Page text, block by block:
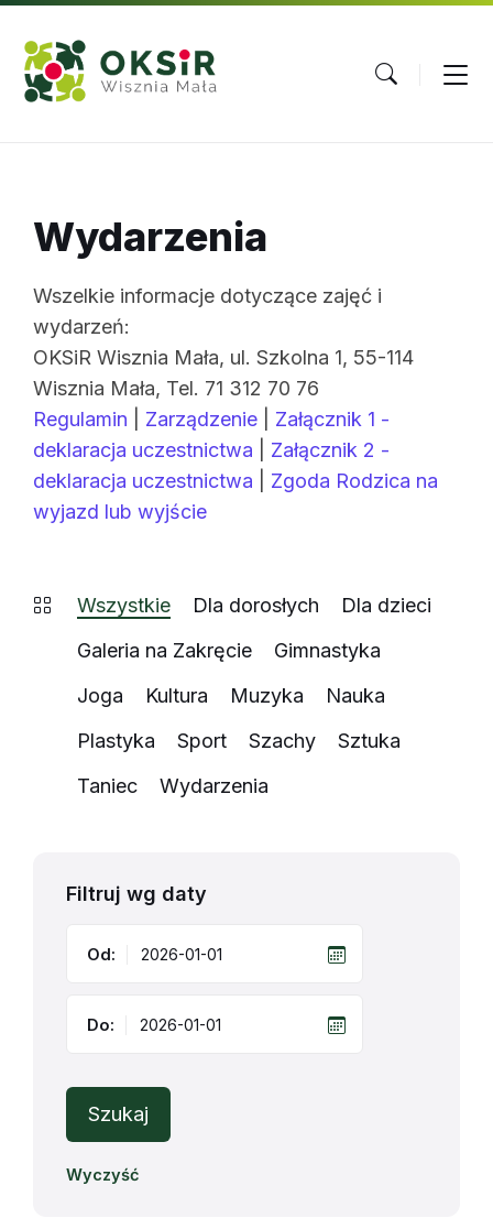
Skip
content
Skip
main
navigation
Skip
footer
Wydarzenia
Wszelkie informacje dotyczące zajęć i
wydarzeń:
OKSiR Wisznia Mała, ul. Szkolna 1, 55-114
Wisznia Mała, Tel. 71 312 70 76
Regulamin
Zarządzenie
Załącznik 1 -
deklaracja uczestnictwa
Załącznik 2 -
deklaracja uczestnictwa
Zgoda Rodzica na
wyjazd lub wyjście
Wszystkie Dla dorosłych
Dla dzieci
Galeria na Zakręcie
Gimnastyka
Joga
Kultura Muzyka
Nauka
Plastyka
Sport Szachy
Sztuka
Taniec
Wydarzenia
Filtruj wg daty
Od:
Do:
Szukaj
Wyczyść